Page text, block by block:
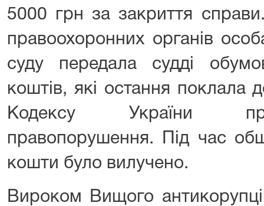
5000 грн за закриття
правоохоронних органів
суду передала судді
коштів, які остання поклала
Кодексу України про
правопорушення. Під час
кошти було вилучено.
Вироком Вищого